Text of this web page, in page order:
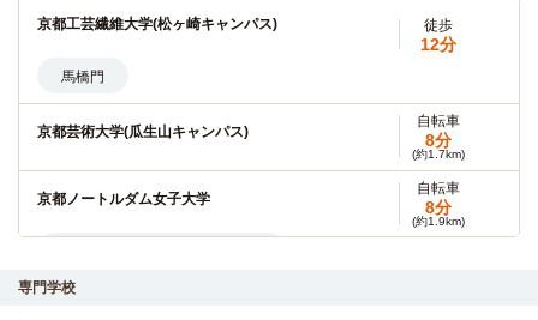
京都工芸繊維大学(松ヶ崎キャンパス) 徒歩
12分
馬橋門
京都芸術大学(瓜生山キャンパス)
自転車
8分
(約1.7km)
京都ノートルダム女子大学
自転車
8分
(約1.9km)
専門学校